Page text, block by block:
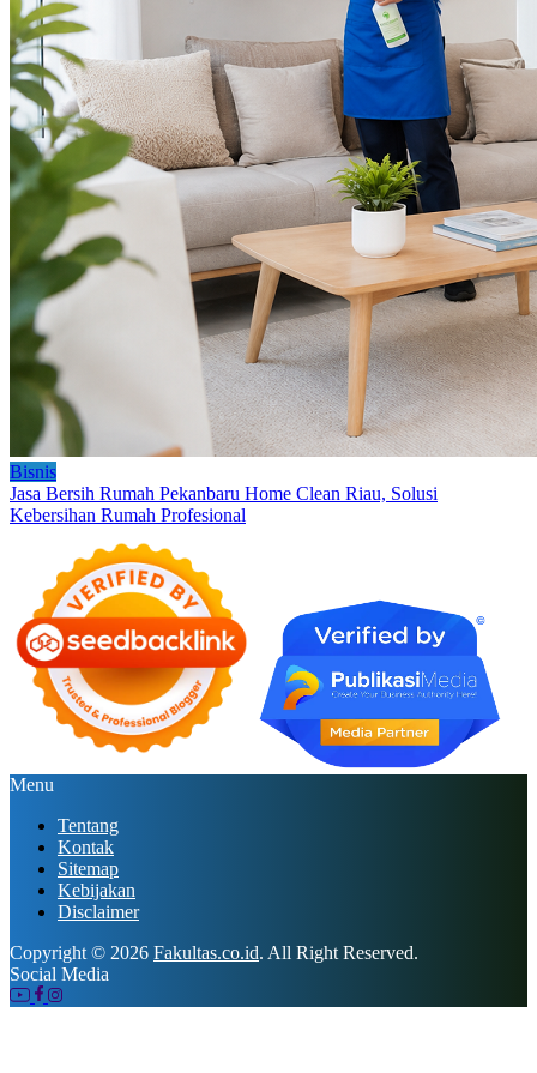
Bisnis
Jasa Bersih Rumah Pekanbaru Home Clean Riau, Solusi
Kebersihan Rumah Profesional
Menu
Tentang
Kontak
Sitemap
Kebijakan
Disclaimer
Copyright © 2026 Fakultas.co.id. All Right Reserved.
Social Media